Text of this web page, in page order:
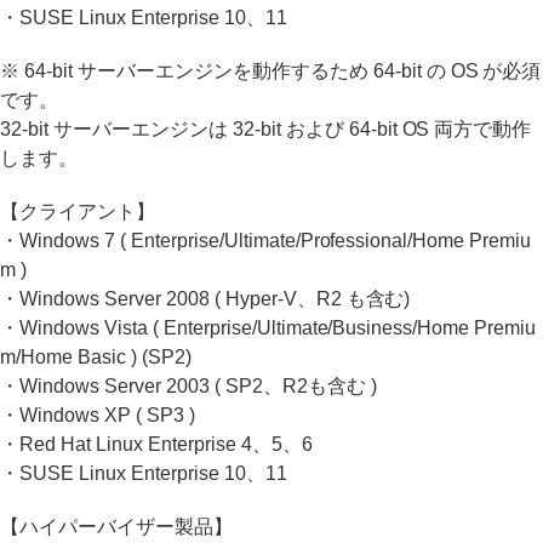
・SUSE Linux Enterprise 10、11
※ 64-bit サーバーエンジンを動作するため 64-bit の OS が必須
です。
32-bit サーバーエンジンは 32-bit および 64-bit OS 両方で動作
します。
【クライアント】
・Windows 7 ( Enterprise/Ultimate/Professional/Home Premiu
m )
・Windows Server 2008 ( Hyper-V、R2 も含む)
・Windows Vista ( Enterprise/Ultimate/Business/Home Premiu
m/Home Basic ) (SP2)
・Windows Server 2003 ( SP2、R2も含む )
・Windows XP ( SP3 )
・Red Hat Linux Enterprise 4、5、6
・SUSE Linux Enterprise 10、11
【ハイパーバイザー製品】